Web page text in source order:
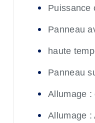
Puissance
Panneau
haute
Panneau
Allumage :
Allumage :